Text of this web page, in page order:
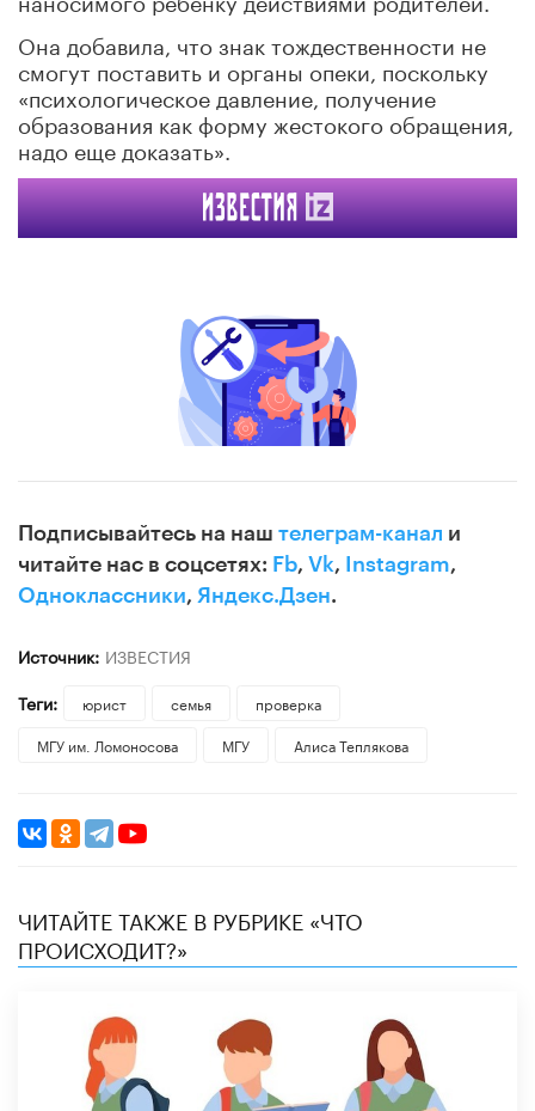
Она добавила, что знак тождественности не
смогут поставить и органы опеки, поскольку
«психологическое давление, получение
образования как форму жестокого обращения,
надо еще доказать».
Подписывайтесь на наш телеграм-канал и
читайте нас в соцсетях: Fb, Vk, Instagram,
Одноклассники, Яндекс.Дзен.
Источник: ИЗВЕСТИЯ
Теги:
юрист семья
проверка
МГУ им. Ломоносова
МГУ ​Алиса Теплякова
ЧИТАЙТЕ ТАКЖЕ В РУБРИКЕ «ЧТО
ПРОИСХОДИТ?»